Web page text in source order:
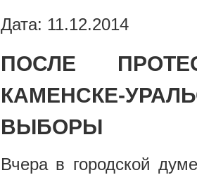
Дата: 11.12.2014
ПОСЛЕ
КАМЕНСКЕ-
ВЫБОРЫ
Вчера в городской